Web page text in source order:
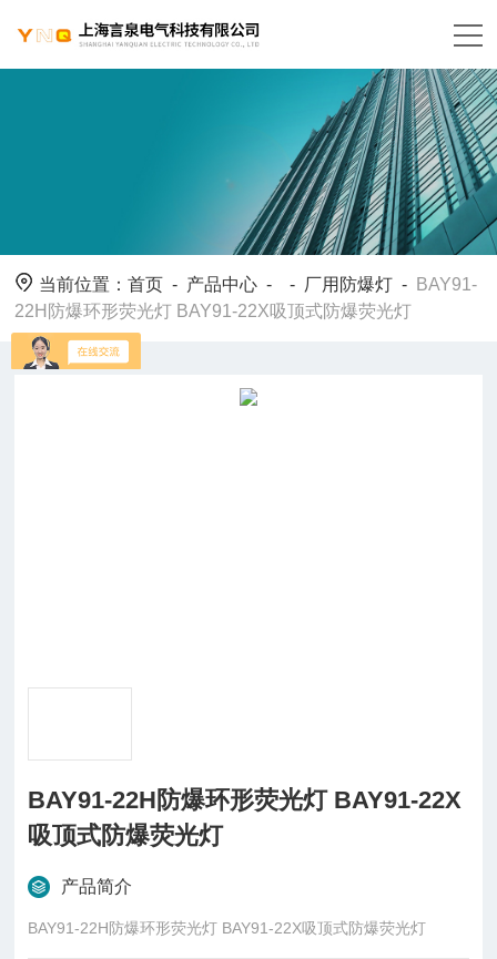
当前位置：首页 - 产品中心 - - 厂用防爆灯 -
BAY91-
22H防爆环形荧光灯 BAY91-22X吸顶式防爆荧光灯
BAY91-22H防爆环形荧光灯 BAY91-22X
吸顶式防爆荧光灯
产品简介
BAY91-22H防爆环形荧光灯 BAY91-22X吸顶式防爆荧光灯